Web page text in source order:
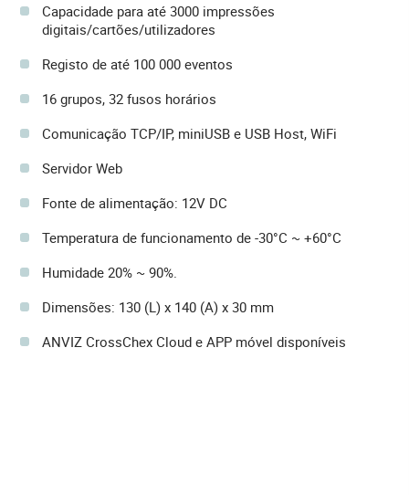
Capacidade para até 3000 impressões
digitais/cartões/utilizadores
Registo de até 100 000 eventos
16 grupos, 32 fusos horários
Comunicação TCP/IP, miniUSB e USB Host, WiFi
Servidor Web
Fonte de alimentação: 12V DC
Temperatura de funcionamento de -30°C ~ +60°C
Humidade 20% ~ 90%.
Dimensões: 130 (L) x 140 (A) x 30 mm
ANVIZ CrossChex Cloud e APP móvel disponíveis